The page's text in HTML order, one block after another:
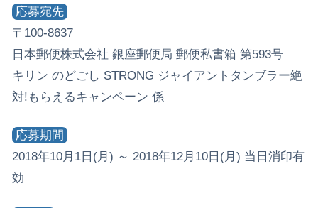
応募宛先
〒100-8637
日本郵便株式会社 銀座郵便局 郵便私書箱 第593号
キリン のどごし STRONG ジャイアントタンブラー絶
対!もらえるキャンペーン 係
応募期間
2018年10月1日(月) ～ 2018年12月10日(月) 当日消印有
効